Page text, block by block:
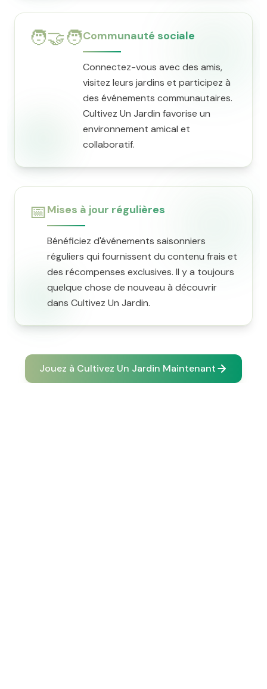
🧑‍🤝‍🧑Communauté sociale
Connectez-vous avec des amis,
visitez leurs jardins et participez à
des événements communautaires.
Cultivez Un Jardin favorise un
environnement amical et
collaboratif.
📅Mises à jour régulières
Bénéficiez d'événements saisonniers
réguliers qui fournissent du contenu frais et
des récompenses exclusives. Il y a toujours
quelque chose de nouveau à découvrir
dans Cultivez Un Jardin.
Jouez à Cultivez Un Jardin Maintenant